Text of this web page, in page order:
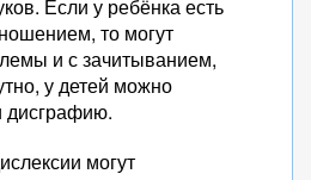
Если у ребёнка есть
то могут
и с зачитыванием,
у детей можно
дисграфию.
могут